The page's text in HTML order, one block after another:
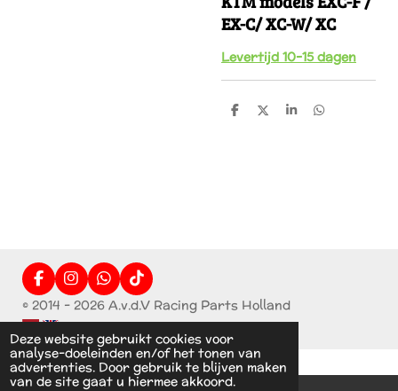
Deze website gebruikt cookies voor
analyse-doeleinden en/of het tonen van
advertenties. Door gebruik te blijven maken
van de site gaat u hiermee akkoord.
EX-C/ XC-W/ XC
Levertijd 10-15 dagen
D
D
S
D
F
a
c
e
b
o
o
k
I
n
s
t
a
g
r
a
W
h
a
t
s
A
p
p
T
i
k
T
o
k
© 2014 - 2026 A.v.d.V Racing Parts Holland